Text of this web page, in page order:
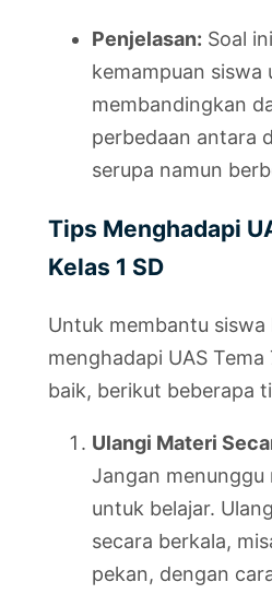
Penjelasan: Soal
kemampuan siswa
membandingkan
perbedaan antara
serupa namun
Tips Menghadapi
Kelas 1 SD
Untuk membantu siswa
menghadapi UAS
baik, berikut beberapa
Ulangi Materi
Jangan menunggu
untuk belajar.
secara berkala,
pekan, dengan